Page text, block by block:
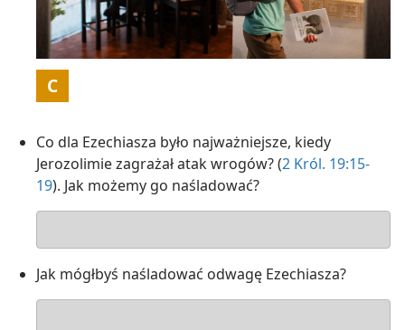
Ilustracja
C
Co dla Ezechiasza było najważniejsze, kiedy
Jerozolimie zagrażał atak wrogów? (2 Król. 19:15-
19). Jak możemy go naśladować?
Jak mógłbyś naśladować odwagę Ezechiasza?